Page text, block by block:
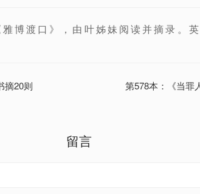
博渡口》，由叶姊妹阅读并摘录。
摘20则 第578本：《当罪
留言